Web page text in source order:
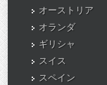
オーストリア
オランダ
ギリシャ
スイス
スペイン